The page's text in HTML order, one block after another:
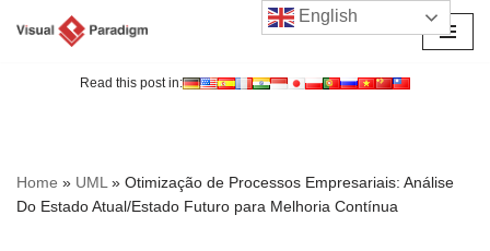
Read this post in:
Home » UML» Otimização de Processos Empresariais: Análise
Do Estado Atual/Estado Futuro para Melhoria Contínua
English